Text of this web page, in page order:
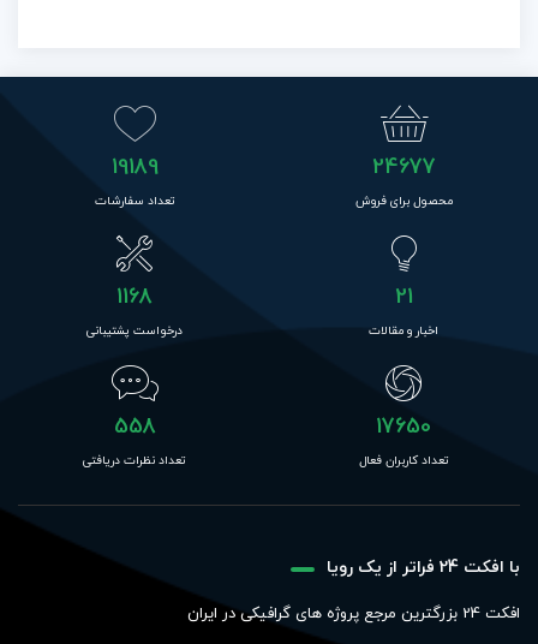
24677
محصول برای فروش
19189
تعداد سفارشات
21
اخبار و مقالات
1168
درخواست پشتیبانی
17650
تعداد کاربران فعال
558
تعداد نظرات دریافتی
با افکت 24 فراتر از یک رویا
افکت 24 بزرگترین مرجع پروژه های گرافیکی در ایران